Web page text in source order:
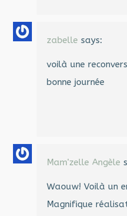
zabelle says:
voilà une
bonne journée
Mam'zelle Angèle
Waouw! Voilà un
Magnifique